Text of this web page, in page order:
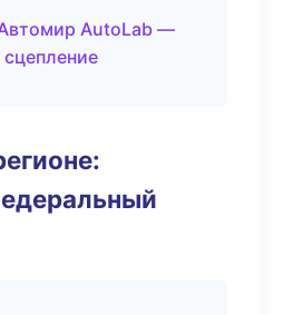
AutoLab —